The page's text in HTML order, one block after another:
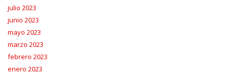
julio 2023
junio 2023
mayo 2023
marzo 2023
febrero 2023
enero 2023